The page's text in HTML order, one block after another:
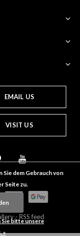
EMAIL US
VISIT US
- RSS feed
dem Gebrauch von
Seite zu.
bitte unsere
»